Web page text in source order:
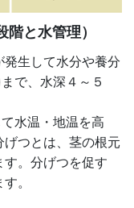
と水管理）
生して水分や養分
で、水深４～５
水温・地温を高
つとは、茎の根元
。分げつを促す
。